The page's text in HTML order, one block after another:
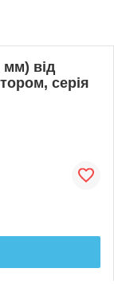
мм) від
серія